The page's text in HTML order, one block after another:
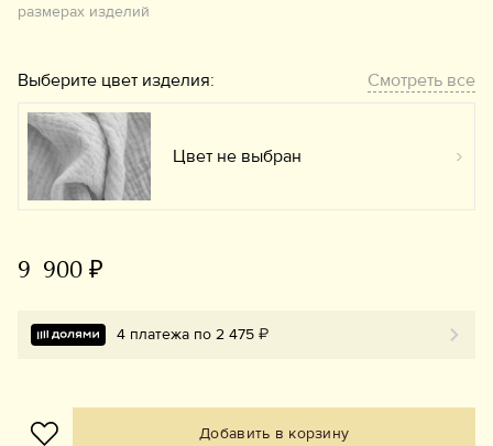
размерах изделий
Выберите цвет изделия: Смотреть все
Цвет не выбран
9 900 ₽
4 платежа по 2 475 ₽
Добавить в корзину